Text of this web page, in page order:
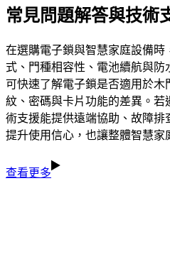
常見問題解答與技術
在選購電子鎖與智慧家庭設備時
式、門種相容性、電池續航與防
可快速了解電子鎖是否適用於
紋、密碼與卡片功能的差異。
術支援能提供遠端協助、故障
提升使用信心，也讓整體智慧家
查看更多